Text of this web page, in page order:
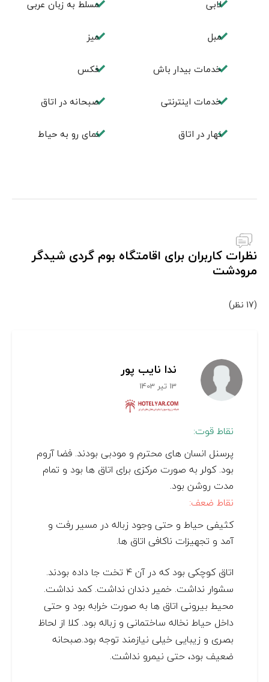
لابی مسلط به زبان عربی
مبل ميز
خدمات بيدار باش فكس
خدمات اینترنتی صبحانه در اتاق
نهار در اتاق نمای رو به حیاط
نظرات کاربران برای اقامتگاه بوم گردی شیدگر
مرودشت
(17 نظر)
ندا نایب پور
13 تیر 1403
نقاط قوت:
پرسنل انسان های محترم و مودبی بودند. فضا آروم
بود. کولر به صورت مرکزی برای اتاق ها بود و تمام
مدت روشن بود.
نقاط ضعف:
کثیفی حیاط و حتی وجود زباله در مسیر رفت و
آمد و تجهیزات ناکافی اتاق ها.
اتاق کوچکی بود که در آن ۴ تخت جا داده بودند.
سشوار نداشت. خمیر دندان نداشت. کمد نداشت.
محیط بیرونی اتاق ها به صورت خرابه بود و حتی
داخل حیاط نخاله ساختمانی و زباله بود. کلا از لحاظ
بصری و زیبایی خیلی نیازمند توجه بود.صبحانه
ضعیف بود، حتی نیمرو نداشت.